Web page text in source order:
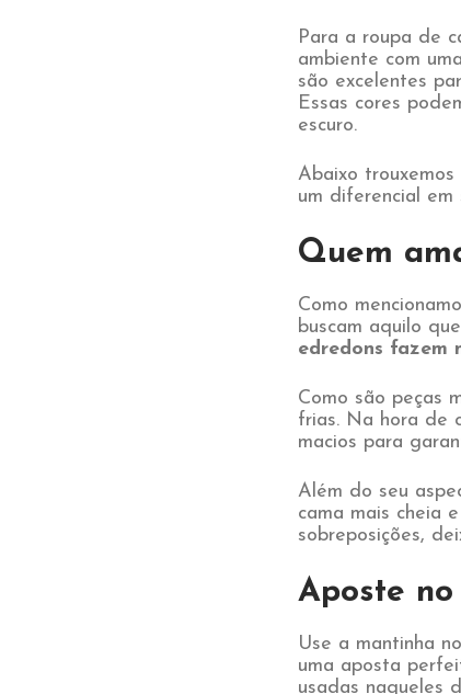
Para a roupa de
ambiente com
são excelentes
Essas cores
escuro.
Abaixo
um diferencial em
Quem
Como
buscam aquilo
edredons fazem
Como são peças
frias. Na hora de
macios para
Além do seu
cama mais cheia
sobreposições,
Aposte
Use a mantinha
uma aposta
usadas naqueles